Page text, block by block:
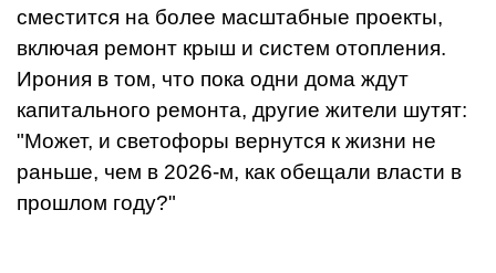
сместится на более масштабные проекты,
включая ремонт крыш и систем отопления.
Ирония в том, что пока одни дома ждут
капитального ремонта, другие жители шутят:
"Может, и светофоры вернутся к жизни не
раньше, чем в 2026-м, как обещали власти в
прошлом году?"